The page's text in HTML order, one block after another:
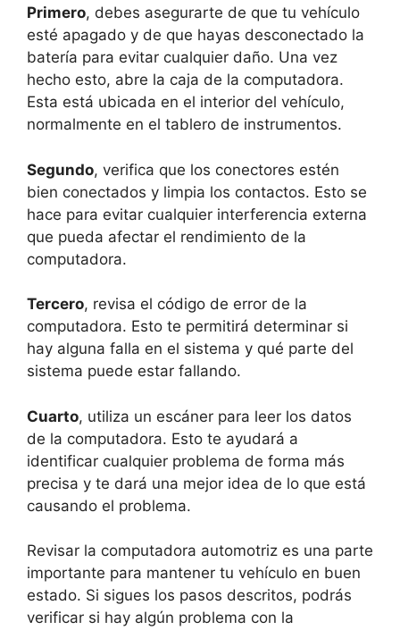
Primero, debes asegurarte de que tu vehículo
esté apagado y de que hayas desconectado la
batería para evitar cualquier daño. Una vez
hecho esto, abre la caja de la computadora.
Esta está ubicada en el interior del vehículo,
normalmente en el tablero de instrumentos.
Segundo, verifica que los conectores estén
bien conectados y limpia los contactos. Esto se
hace para evitar cualquier interferencia externa
que pueda afectar el rendimiento de la
computadora.
Tercero, revisa el código de error de la
computadora. Esto te permitirá determinar si
hay alguna falla en el sistema y qué parte del
sistema puede estar fallando.
Cuarto, utiliza un escáner para leer los datos
de la computadora. Esto te ayudará a
identificar cualquier problema de forma más
precisa y te dará una mejor idea de lo que está
causando el problema.
Revisar la computadora automotriz es una parte
importante para mantener tu vehículo en buen
estado. Si sigues los pasos descritos, podrás
verificar si hay algún problema con la